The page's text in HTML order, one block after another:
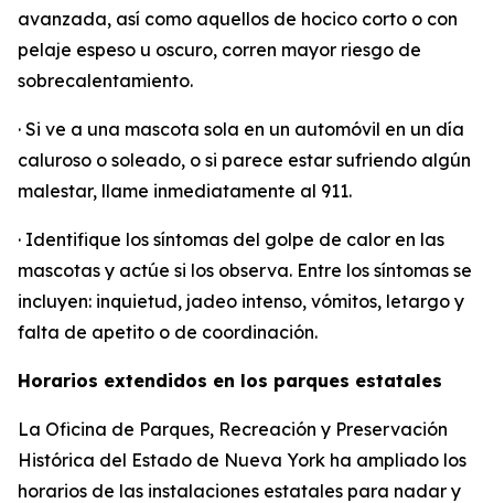
avanzada, así como aquellos de hocico corto o con
pelaje espeso u oscuro, corren mayor riesgo de
sobrecalentamiento.
· Si ve a una mascota sola en un automóvil en un día
caluroso o soleado, o si parece estar sufriendo algún
malestar, llame inmediatamente al 911.
· Identifique los síntomas del golpe de calor en las
mascotas y actúe si los observa. Entre los síntomas se
incluyen: inquietud, jadeo intenso, vómitos, letargo y
falta de apetito o de coordinación.
Horarios extendidos en los parques estatales
La Oficina de Parques, Recreación y Preservación
Histórica del Estado de Nueva York ha ampliado los
horarios de las instalaciones estatales para nadar y